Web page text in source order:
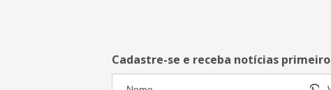
Cadastre-se e receba notícias primeiro